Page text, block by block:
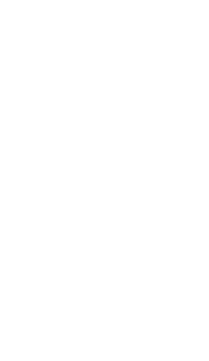
100 años del
Pescaílla’, uno